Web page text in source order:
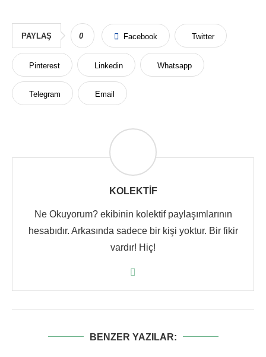
PAYLAŞ 0 Facebook Twitter
Pinterest Linkedin Whatsapp
Telegram Email
KOLEKTIF
Ne Okuyorum? ekibinin kolektif paylaşımlarının
hesabıdır. Arkasında sadece bir kişi yoktur. Bir fikir
vardır! Hiç!
BENZER YAZILAR: